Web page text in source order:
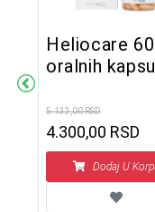
Heliocare 60
oralnih
5.133,00 RSD
4.300,00 RSD
Dodaj U